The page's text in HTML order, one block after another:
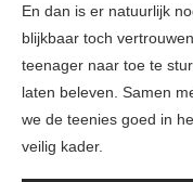
En dan is er natuurlijk
blijkbaar toch
teenager naar toe te
laten beleven. Samen
we de teenies goed in
veilig kader.